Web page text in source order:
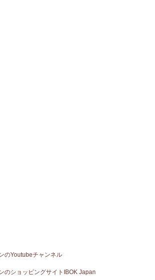
のYoutubeチャンネル
のショッピングサイトIBOK Japan